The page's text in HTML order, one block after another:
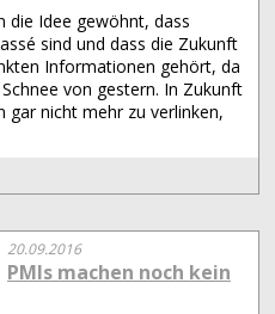
die Idee gewöhnt, dass
sind und dass die Zukunft
Informationen gehört, da
von gestern. In Zukunft
nicht mehr zu verlinken,
20.09.2016
PMIs machen noch kein